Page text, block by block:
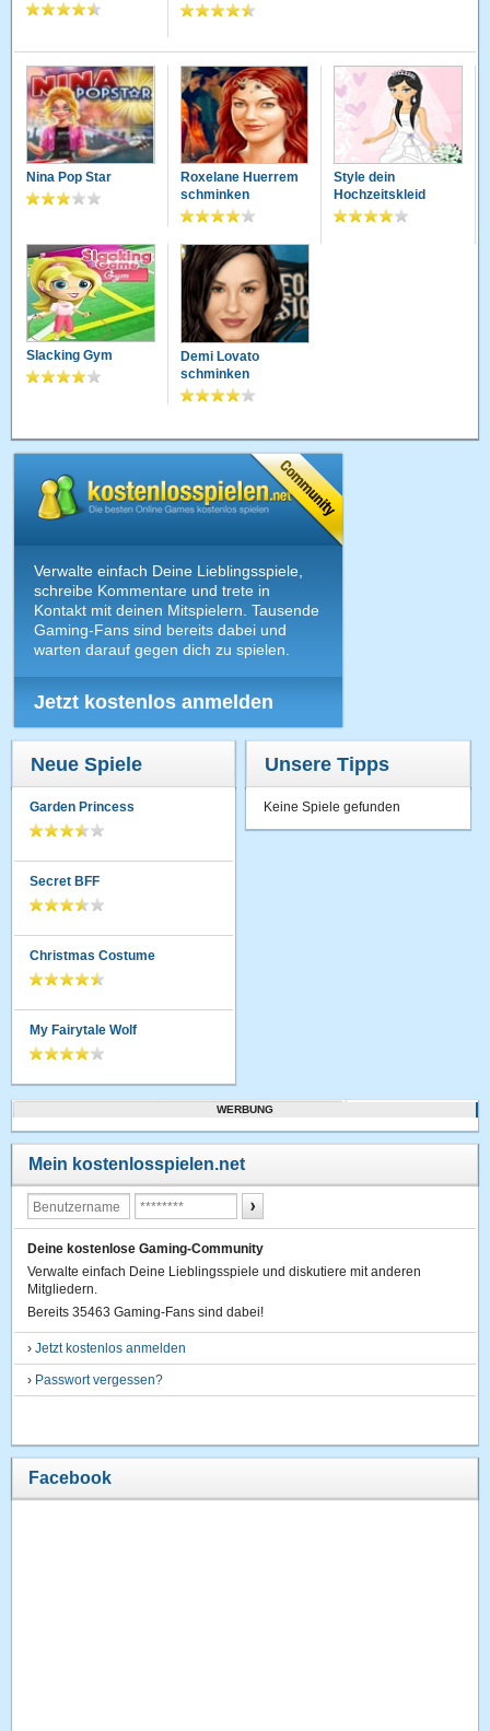
Nina Pop Star
Roxelane Huerrem
schminken
Style dein
Hochzeitskleid
Slacking Gym
Demi Lovato
schminken
Verwalte einfach Deine Lieblingsspiele,
schreibe Kommentare und trete in
Kontakt mit deinen Mitspielern. Tausende
Gaming-Fans sind bereits dabei und
warten darauf gegen dich zu spielen.
Jetzt kostenlos anmelden
Neue Spiele
Garden Princess
Secret BFF
Christmas Costume
My Fairytale Wolf
Unsere Tipps
Keine Spiele gefunden
WERBUNG
Mein kostenlosspielen.net
Deine kostenlose Gaming-Community
Verwalte einfach Deine Lieblingsspiele und diskutiere mit anderen
Mitgliedern.
Bereits 35463 Gaming-Fans sind dabei!
›Jetzt kostenlos anmelden
› Passwort vergessen?
Facebook